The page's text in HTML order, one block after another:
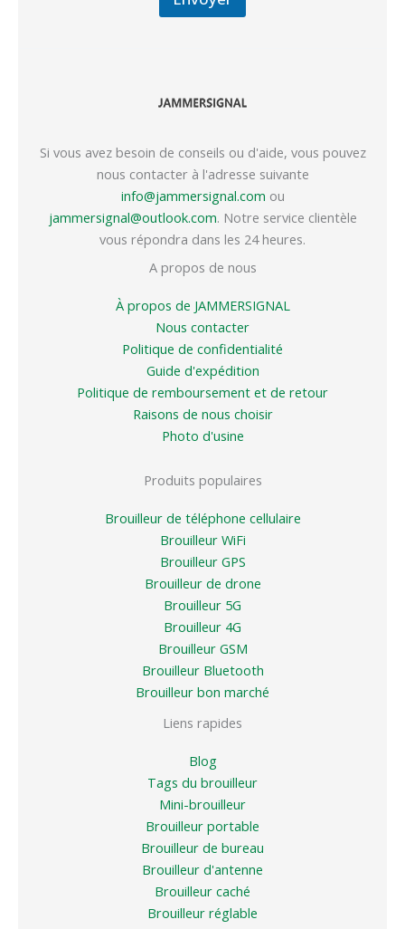
Si vous avez besoin de conseils ou d'aide, vous pouvez
nous contacter à l'adresse suivante
info@jammersignal.com ou
jammersignal@outlook.com. Notre service clientèle
vous répondra dans les 24 heures.
A propos de nous
À propos de JAMMERSIGNAL
Nous contacter
Politique de confidentialité
Guide d'expédition
Politique de remboursement et de retour
Raisons de nous choisir
Photo d'usine
Produits populaires
Brouilleur de téléphone cellulaire
Brouilleur WiFi
Brouilleur GPS
Brouilleur de drone
Brouilleur 5G
Brouilleur 4G
Brouilleur GSM
Brouilleur Bluetooth
Brouilleur bon marché
Liens rapides
Blog
Tags du brouilleur
Mini-brouilleur
Brouilleur portable
Brouilleur de bureau
Brouilleur d'antenne
Brouilleur caché
Brouilleur réglable